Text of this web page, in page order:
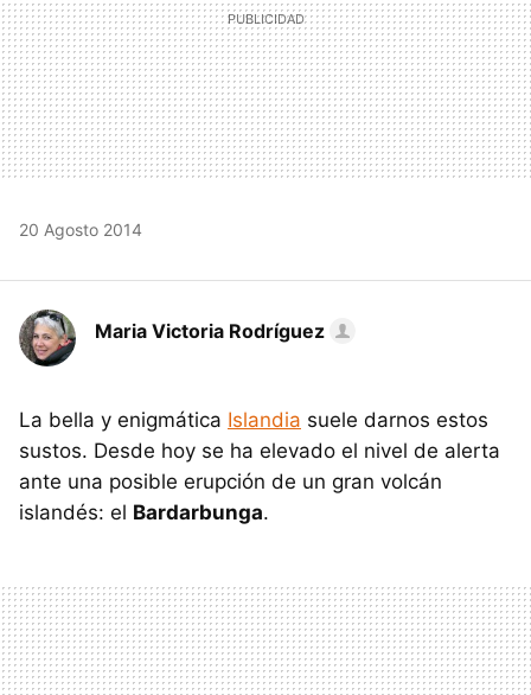
20 Agosto 2014
Maria Victoria Rodríguez
La bella y enigmática Islandia suele darnos estos
sustos. Desde hoy se ha elevado el nivel de alerta
ante una posible erupción de un gran volcán
islandés: el Bardarbunga.